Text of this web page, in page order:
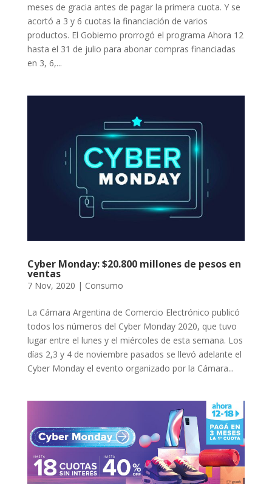
meses de gracia antes de pagar la primera cuota. Y se
acortó a 3 y 6 cuotas la financiación de varios
productos. El Gobierno prorrogó el programa Ahora 12
hasta el 31 de julio para abonar compras financiadas
en 3, 6,...
Cyber Monday: $20.800 millones de pesos en
ventas
7 Nov, 2020 | Consumo
La Cámara Argentina de Comercio Electrónico publicó
todos los números del Cyber Monday 2020, que tuvo
lugar entre el lunes y el miércoles de esta semana. Los
días 2,3 y 4 de noviembre pasados se llevó adelante el
Cyber Monday el evento organizado por la Cámara...